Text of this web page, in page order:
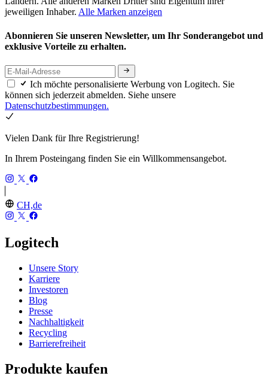
jeweiligen Inhaber. Alle Marken anzeigen
Abonnieren Sie unseren Newsletter, um Ihr Sonderangebot und
exklusive Vorteile zu erhalten.
Ich möchte personalisierte Werbung von Logitech. Sie
können sich jederzeit abmelden. Siehe unsere
Datenschutzbestimmungen.
Vielen Dank für Ihre Registrierung!
In Ihrem Posteingang finden Sie ein Willkommensangebot.
CH,de
Logitech
Unsere Story
Karriere
Investoren
Blog
Presse
Nachhaltigkeit
Recycling
Barrierefreiheit
Produkte kaufen